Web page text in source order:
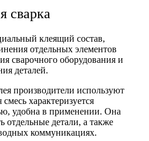
сварка
клеящий состав,
отдельных элементов
сварочного оборудования и
деталей.
производители используют
характеризуется
удобна в применении. Она
отдельные детали, а также
коммуникациях.